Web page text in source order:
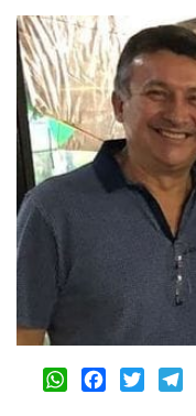
WhatsAppFacebook
Twitter